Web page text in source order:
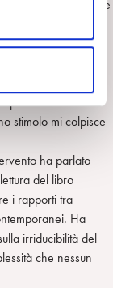
sollecitare interesse
trasmesso
che definisce
Essere colpiti
più intensamente
stimolo mi colpisce
ha parlato
del libro
i rapporti tra
Ha
irriducibilità del
che nessun